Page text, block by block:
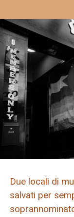
Due locali di
salvati per